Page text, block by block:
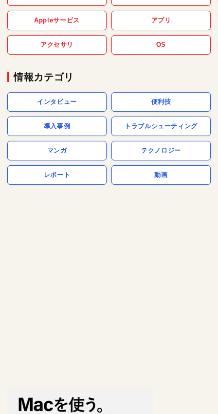
Appleサービス アプリ
アクセサリ OS
情報カテゴリ
インタビュー 便利技
導入事例 トラブルシューティング
マンガ テクノロジー
レポート 動画